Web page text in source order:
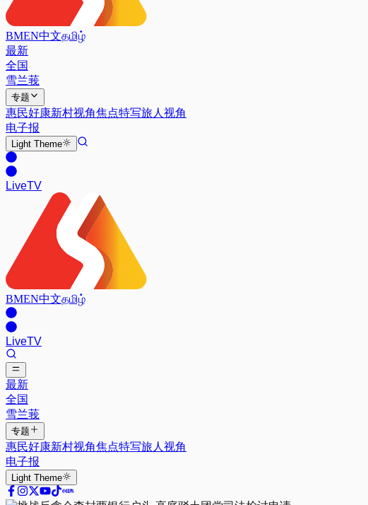
BMEN中文தமிழ்
最新
全国
雪兰莪
专题
惠民好康新村视角焦点特写旅人视角
电子报
Light Theme
LiveTV
BMEN中文தமிழ்
LiveTV
最新
全国
雪兰莪
专题
惠民好康新村视角焦点特写旅人视角
电子报
Light Theme